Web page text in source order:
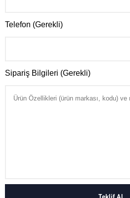
Telefon (Gerekli)
Sipariş Bilgileri (Gerekli)